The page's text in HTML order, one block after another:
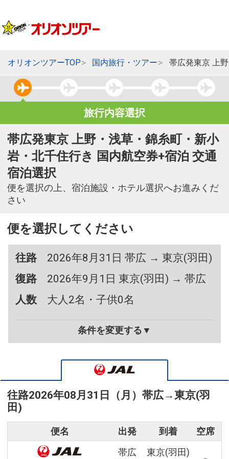
オリオンツアーTOP 国内旅行・ツアー 帯広発東京 上
旅行内容選択
帯広発東京 上野・浅草・錦糸町・新小
岩・北千住行き 国内航空券+宿泊 交通
宿泊選択
便を選択の上、宿泊施設・ホテル選択へお進みくだ
さい
便を選択してください
往路
2026年8月31日 帯広 → 東京(羽田)
復路
2026年9月1日 東京(羽田) → 帯広
人数
大人2名・子供0名
条件を変更する▼
往路2026年08月31日（月） 帯広→東京(羽
田)
便名 出発 到着 空席
帯広
東京(羽田)